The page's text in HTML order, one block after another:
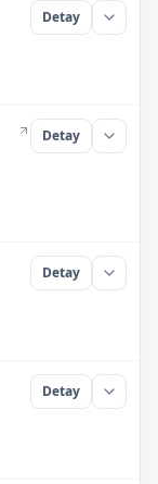
Detay
Detay
Detay
Detay